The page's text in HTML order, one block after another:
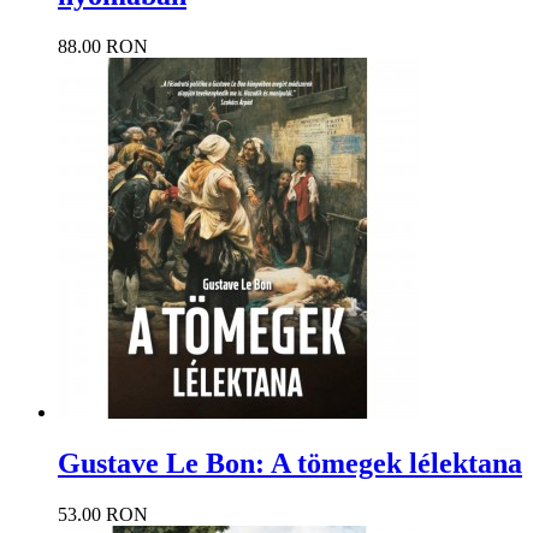
88.00 RON
Gustave Le Bon: A tömegek lélektana
53.00 RON